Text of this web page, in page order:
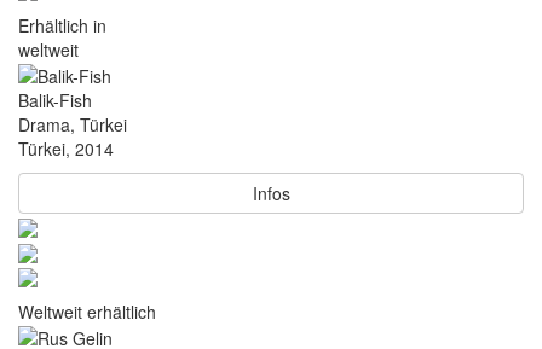
Erhältlich in
weltweit
Balik-Fish
Drama, Türkei
Türkei, 2014
Infos
Weltweit erhältlich